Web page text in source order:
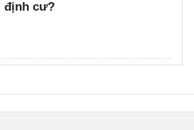
định cư?